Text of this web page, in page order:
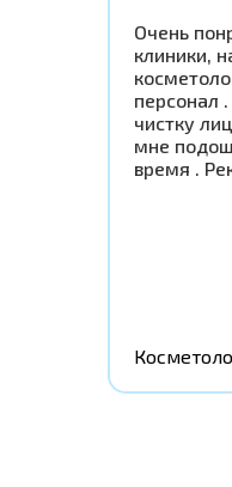
Очень
клиники,
персонал
чистку
мне
время .